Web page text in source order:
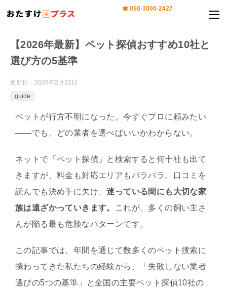
【2026年最新】ペット探偵おすすめ10社と
選び方の5基準
更新日： 2026年2月22日
guide
ペットが行方不明になった。今すぐプロに頼みたい
——でも、どの業者を選べばいいかわからない。
ネットで「ペット探偵」と検索すると何十社も出て
きますが、料金も対応エリアもバラバラ。口コミを
読んでも決め手に欠け、迷っている間にも大切な家
族は遠ざかっていきます。
これが、多くの飼い主さ
んが陥る最も危険なパターンです。
この記事では、年間を通じて数多くのペット捜索に
携わってきた私たちの経験から、「失敗しない業者
選びの5つの基準」と全国の主要ペット探偵10社の